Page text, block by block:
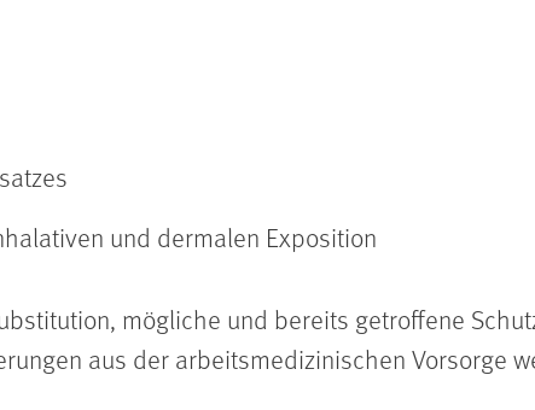
und dermalen Exposition
mögliche und bereits getroffene
aus der arbeitsmedizinischen Vorsorge